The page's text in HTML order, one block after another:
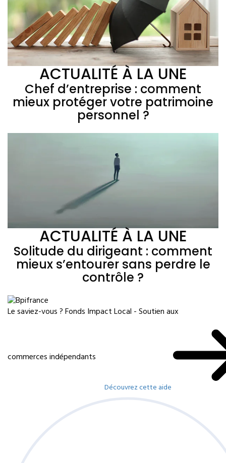
ACTUALITÉ À LA UNE
Chef d’entreprise : comment
mieux protéger votre patrimoine
personnel ?
ACTUALITÉ À LA UNE
Solitude du dirigeant : comment
mieux s’entourer sans perdre le
contrôle ?
Le saviez-vous ?Fonds Impact Local - Soutien aux
commerces indépendants
Découvrez cette aide